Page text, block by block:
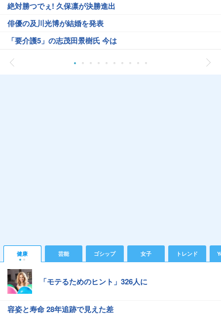
絶対勝つでぇ! 久保凛が決勝進出
俳優の及川光博が結婚を発表
「要介護5」の志茂田景樹氏 今は
健康 芸能 ゴシップ 女子 トレンド
「モテるためのヒント」326人に
容姿と寿命 28年追跡で見えた差